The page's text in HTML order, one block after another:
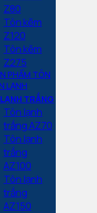
Z80
Tôn kẽm
Z120
Tôn kẽm
Z275
TRẮNG
Tôn lạnh
trắng AZ70
Tôn lạnh
trắng
AZ100
Tôn lạnh
trắng
AZ150